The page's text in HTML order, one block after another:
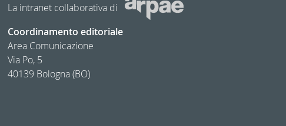
La intranet collaborativa di
Coordinamento editoriale
Area Comunicazione
Via Po, 5
40139 Bologna (BO)